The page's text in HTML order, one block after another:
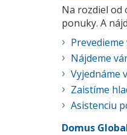
Na rozdiel od
ponuky. A
Nájdeme
Vyjednáme
Zaistíme
Asistenciu
Domus